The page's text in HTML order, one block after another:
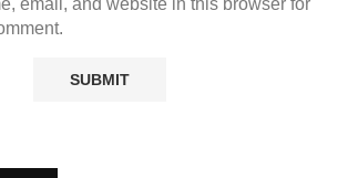
email, and website in this browser for